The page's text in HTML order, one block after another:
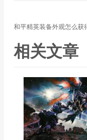
和平精英装备外观怎么获
相关文章